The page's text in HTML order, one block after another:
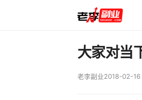
大家对当
老李副业2018-02-16